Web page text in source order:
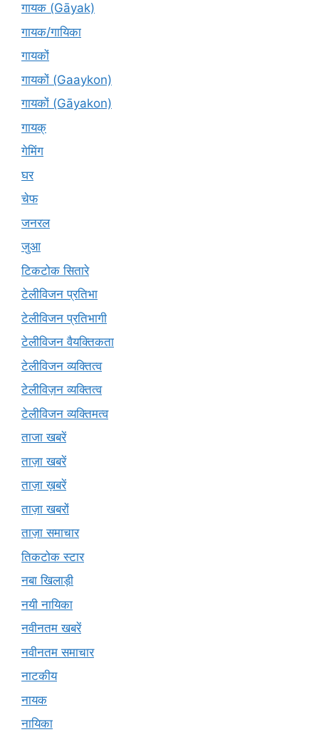
गायक (Gāyak)
गायक/गायिका
गायकों
गायकों (Gaaykon)
गायकों (Gāyakon)
गायक्
गेमिंग
घर
चेफ
जनरल
जुआ
टिकटोक सितारे
टेलीविजन प्रतिभा
टेलीविजन प्रतिभागी
टेलीविजन वैयक्तिकता
टेलीविजन व्यक्तित्व
टेलीविज़न व्यक्तित्व
टेलीविजन व्यक्तिमत्व
ताजा खबरें
ताज़ा खबरें
ताज़ा ख़बरें
ताज़ा खबरों
ताज़ा समाचार
तिकटोक स्टार
नबा खिलाड़ी
नयी नायिका
नवीनतम खबरें
नवीनतम समाचार
नाटकीय
नायक
नायिका